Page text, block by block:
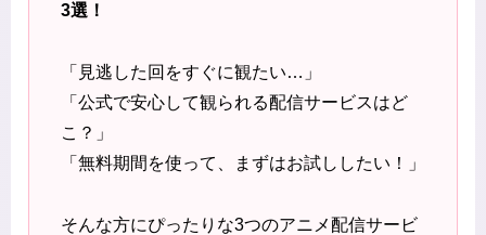
3選！
「見逃した回をすぐに観たい…」
「公式で安心して観られる配信サービスはど
こ？」
「無料期間を使って、まずはお試ししたい！」
そんな方にぴったりな3つのアニメ配信サービ